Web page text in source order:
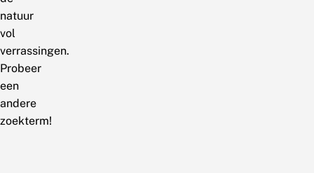
natuur
vol
verrassingen.
Probeer
een
andere
zoekterm!